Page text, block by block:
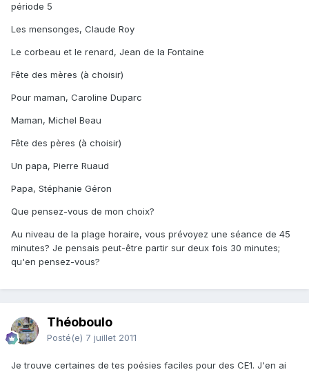
période 5
Les mensonges, Claude Roy
Le corbeau et le renard, Jean de la Fontaine
Fête des mères (à choisir)
Pour maman, Caroline Duparc
Maman, Michel Beau
Fête des pères (à choisir)
Un papa, Pierre Ruaud
Papa, Stéphanie Géron
Que pensez-vous de mon choix?
Au niveau de la plage horaire, vous prévoyez une séance de 45
minutes? Je pensais peut-être partir sur deux fois 30 minutes;
qu'en pensez-vous?
Théoboulo
Posté(e) 7 juillet 2011
Je trouve certaines de tes poésies faciles pour des CE1. J'en ai